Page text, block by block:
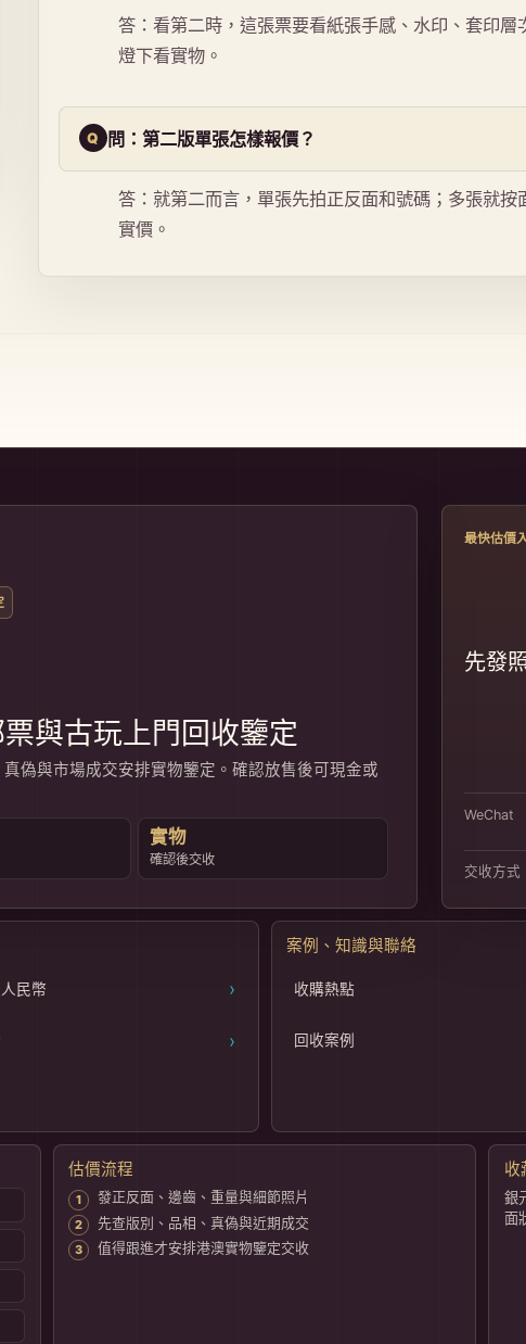
答：看第二時，這張票要看紙張手感、水印、套印
燈下看實物。
問：第二版單張怎樣報價？
答：就第二而言，單張先拍正反面和號碼；多張就
實價。
與古玩上門回收鑒定
偽與市場成交安排實物鑒定。確認放售後可現金或
實物
確認後交收
最快估價
先發
WeChat
交收方式
民幣 ›
›
案例、知識與聯絡
收購熱點
回收案例
估價流程
發正反面、邊齒、重量與細節照片
先查版別、品相、真偽與近期成交
值得跟進才安排港澳實物鑒定交收
收
銀
面